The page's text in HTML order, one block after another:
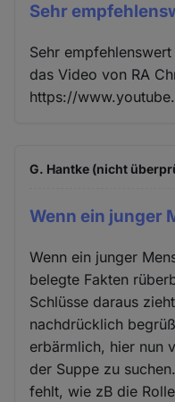
Sehr
Sehr
das Video von RA
https://
G. Hantke (nicht
Wenn ein junger
Wenn ein junger
belegte Fakten
Schlüsse daraus
nachdrücklich
erbärmlich, hier nun
der Suppe zu
fehlt, wie zB die